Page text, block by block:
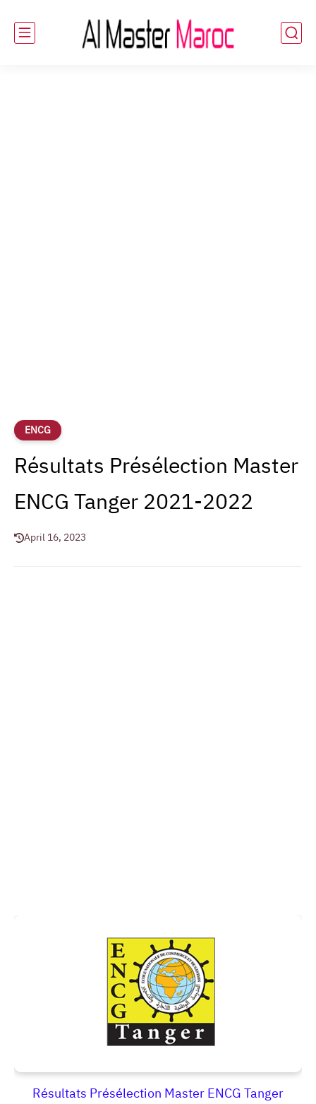
ENCG
Résultats Présélection Master
ENCG Tanger 2021-2022
April 16, 2023
Résultats Présélection Master ENCG Tanger